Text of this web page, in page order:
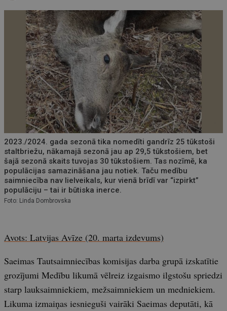
2023./2024. gada sezonā tika nomedīti gandrīz 25 tūkstoši
staltbriežu, nākamajā sezonā jau ap 29,5 tūkstošiem, bet
šajā sezonā skaits tuvojas 30 tūkstošiem. Tas nozīmē, ka
populācijas samazināšana jau notiek. Taču medību
saimniecība nav lielveikals, kur vienā brīdī var “izpirkt”
populāciju – tai ir būtiska inerce.
Foto: Linda Dombrovska
Avots: Latvijas Avīze (20. marta izdevums)
Saeimas Tautsaimniecības komisijas darba grupā izskatītie
grozījumi Medību likumā vēlreiz izgaismo ilgstošu spriedzi
starp lauksaimniekiem, mežsaimniekiem un medniekiem.
Likuma izmaiņas iesnieguši vairāki Saeimas deputāti, kā